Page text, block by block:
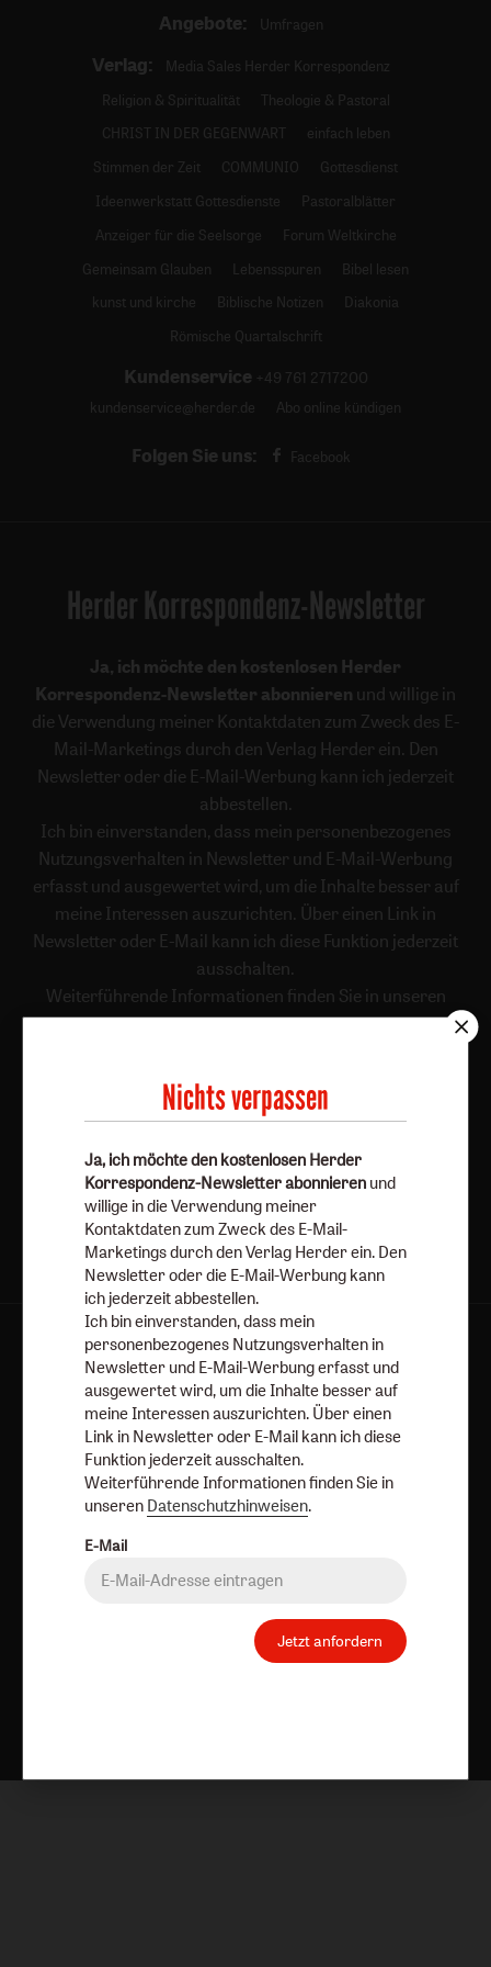
Angebote: Umfragen
Verlag:
Media Sales Herder Korrespondenz
Religion & Spiritualität
Theologie & Pastoral
CHRIST IN DER GEGENWART
einfach leben
Stimmen der Zeit
COMMUNIO
Gottesdienst
Ideenwerkstatt Gottesdienste
Pastoralblätter
Anzeiger für die Seelsorge
Forum Weltkirche
Gemeinsam Glauben
Lebensspuren
Bibel lesen
kunst und kirche
Biblische Notizen
Diakonia
Römische Quartalschrift
Kundenservice +49 761 2717200
kundenservice@herder.de
Abo online kündigen
Folgen Sie uns: Facebook
Herder Korrespondenz-Newsletter
Ja, ich möchte den kostenlosen Herder
Korrespondenz-Newsletter abonnieren und willige in
die Verwendung meiner Kontaktdaten zum Zweck des E-
Mail-Marketings durch den Verlag Herder ein. Den
Newsletter oder die E-Mail-Werbung kann ich jederzeit
abbestellen.
Ich bin einverstanden, dass mein personenbezogenes
Nutzungsverhalten in Newsletter und E-Mail-Werbung
erfasst und ausgewertet wird, um die Inhalte besser auf
meine Interessen auszurichten. Über einen Link in
Newsletter oder E-Mail kann ich diese Funktion jederzeit
ausschalten.
Weiterführende Informationen finden Sie in unseren
Datenschutzhinweisen.
Jetzt anmelden
AGB und Widerrufsbelehrung
Datenschutz
Barrierefreiheit
Impressum
Vertrag widerrufen Abo online kündigen
Nichts verpassen
Ja, ich möchte den kostenlosen Herder
Korrespondenz-Newsletter abonnieren und
willige in die Verwendung meiner
Kontaktdaten zum Zweck des E-Mail-
Marketings durch den Verlag Herder ein. Den
Newsletter oder die E-Mail-Werbung kann
ich jederzeit abbestellen.
Ich bin einverstanden, dass mein
personenbezogenes Nutzungsverhalten in
Newsletter und E-Mail-Werbung erfasst und
ausgewertet wird, um die Inhalte besser auf
meine Interessen auszurichten. Über einen
Link in Newsletter oder E-Mail kann ich diese
Funktion jederzeit ausschalten.
Weiterführende Informationen finden Sie in
unseren Datenschutzhinweisen.
E-Mail
Jetzt anfordern